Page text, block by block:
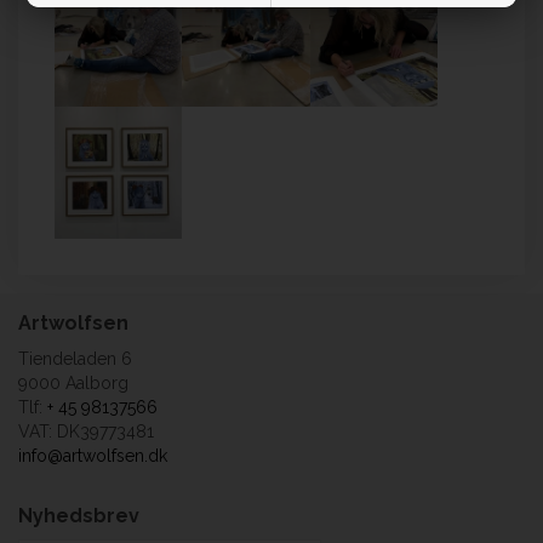
Artwolfsen
Tiendeladen 6
9000 Aalborg
Tlf: + 45 98137566
VAT: DK39773481
info@artwolfsen.dk
Nyhedsbrev